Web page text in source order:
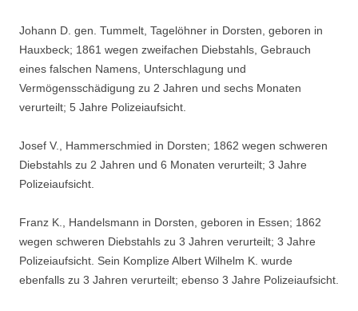
Johann D. gen. Tummelt, Tagelöhner in Dorsten, geboren in
Hauxbeck; 1861 wegen zweifachen Diebstahls, Gebrauch
eines falschen Namens, Unterschlagung und
Vermögensschädigung zu 2 Jahren und sechs Monaten
verurteilt; 5 Jahre Polizeiaufsicht.
Josef V., Hammerschmied in Dorsten; 1862 wegen schweren
Diebstahls zu 2 Jahren und 6 Monaten verurteilt; 3 Jahre
Polizeiaufsicht.
Franz K., Handelsmann in Dorsten, geboren in Essen; 1862
wegen schweren Diebstahls zu 3 Jahren verurteilt; 3 Jahre
Polizeiaufsicht. Sein Komplize Albert Wilhelm K. wurde
ebenfalls zu 3 Jahren verurteilt; ebenso 3 Jahre Polizeiaufsicht.